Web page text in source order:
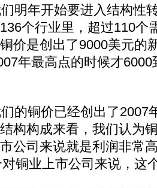
明年开始要进入结构性
个行业里，超过110个
价是创出了9000美元的
年最高点的时候才
的铜价已经创出了2007
构构成来看，我们认为
公司来说就是利润非常
铜业上市公司来说，这